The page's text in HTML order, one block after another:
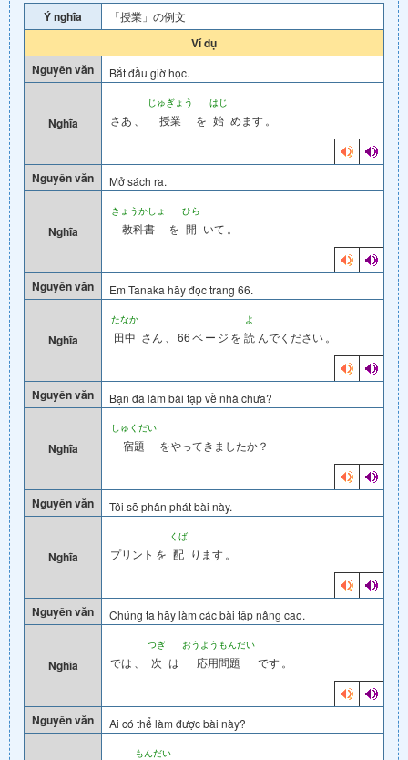
Ý nghĩa 「授業」の例文
Ví dụ
Nguyên văn
Bắt đầu giờ học.
Nghĩa さあ
じゅぎょう
授業 を
はじ
始 めます 。
Nguyên văn Mở sách ra.
Nghĩa
きょうかしょ
教科書 を
ひら
開 いて 。
Nguyên văn Em Tanaka hãy đọc trang 66.
Nghĩa
たなか
田中 さん 66ペー ジ を
よ
読 んでください 。
Nguyên văn Bạn đã làm bài tập về nhà chưa?
Nghĩa
しゅくだい
宿題 をやってきましたか？
Nguyên văn Tôi sẽ phân phát bài này.
Nghĩa プリント を
くば
配 ります 。
Nguyên văn Chúng ta hãy làm các bài tập nâng cao.
Nghĩa では
つぎ
次 は
おうようもんだい
応用問題 です 。
Nguyên văn Ai có thể làm được bài này?
もんだい